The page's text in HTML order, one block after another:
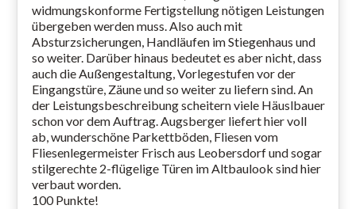
widmungskonforme Fertigstellung nötigen Leistungen
übergeben werden muss. Also auch mit
Absturzsicherungen, Handläufen im Stiegenhaus und
so weiter. Darüber hinaus bedeutet es aber nicht, dass
auch die Außengestaltung, Vorlegestufen vor der
Eingangstüre, Zäune und so weiter zu liefern sind. An
der Leistungsbeschreibung scheitern viele Häuslbauer
schon vor dem Auftrag. Augsberger liefert hier voll
ab, wunderschöne Parkettböden, Fliesen vom
Fliesenlegermeister Frisch aus Leobersdorf und sogar
stilgerechte 2-flügelige Türen im Altbaulook sind hier
verbaut worden.
100 Punkte!